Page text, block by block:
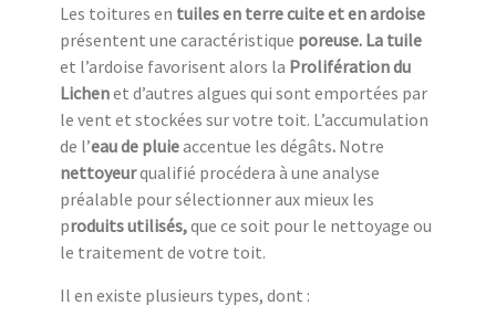
Les toitures en tuiles en terre cuite et en ardoise
présentent une caractéristique poreuse. La tuile
et l’ardoise favorisent alors la Prolifération du
Lichenet d’autres algues qui sont emportées par
le vent et stockées sur votre toit. L’accumulation
de l’eau de pluieaccentue les dégâts. Notre
nettoyeurqualifié procédera à une analyse
préalable pour sélectionner aux mieux les
produits utilisés,que ce soit pour le nettoyage ou
le traitement de votre toit.
Il en existe plusieurs types, dont :